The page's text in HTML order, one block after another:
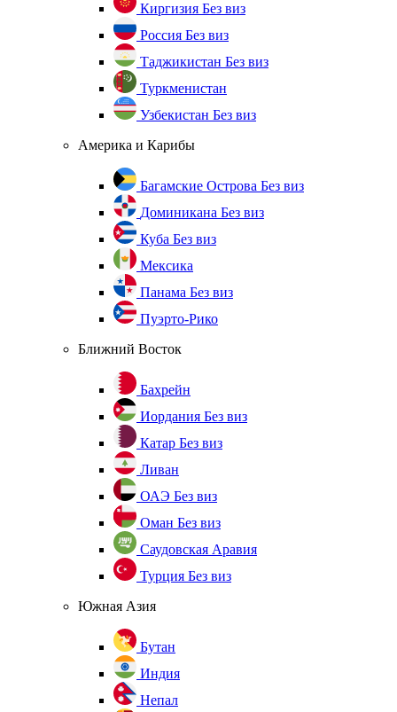
Киргизия Без виз
Россия Без виз
Таджикистан Без виз
Туркменистан
Узбекистан Без виз
Америка и Карибы
Багамские Острова Без виз
Доминикана Без виз
Куба Без виз
Мексика
Панама Без виз
Пуэрто-Рико
Ближний Восток
Бахрейн
Иордания Без виз
Катар Без виз
Ливан
ОАЭ Без виз
Оман Без виз
Саудовская Аравия
Турция Без виз
Южная Азия
Бутан
Индия
Непал